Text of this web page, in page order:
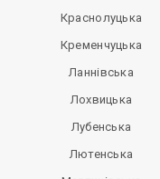
Краснолуцька
Кременчуцька
Ланнівська
Лохвицька
Лубенська
Лютенська